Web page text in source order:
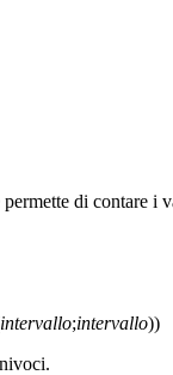
di contare
intervallo;intervallo))